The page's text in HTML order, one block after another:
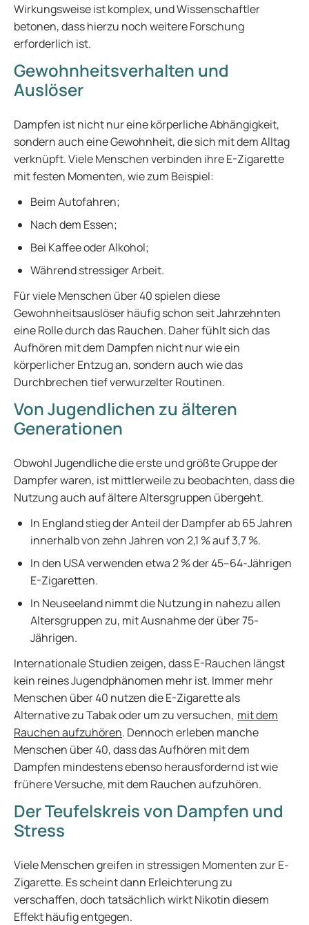
Wirkungsweise ist komplex, und Wissenschaftler
betonen, dass hierzu noch weitere Forschung
erforderlich ist.
Gewohnheitsverhalten und
Auslöser
Dampfen ist nicht nur eine körperliche Abhängigkeit,
sondern auch eine Gewohnheit, die sich mit dem Alltag
verknüpft. Viele Menschen verbinden ihre E-Zigarette
mit festen Momenten, wie zum Beispiel:
Beim Autofahren;
Nach dem Essen;
Bei Kaffee oder Alkohol;
Während stressiger Arbeit.
Für viele Menschen über 40 spielen diese
Gewohnheitsauslöser häufig schon seit Jahrzehnten
eine Rolle durch das Rauchen. Daher fühlt sich das
Aufhören mit dem Dampfen nicht nur wie ein
körperlicher Entzug an, sondern auch wie das
Durchbrechen tief verwurzelter Routinen.
Von Jugendlichen zu älteren
Generationen
Obwohl Jugendliche die erste und größte Gruppe der
Dampfer waren, ist mittlerweile zu beobachten, dass die
Nutzung auch auf ältere Altersgruppen übergeht.
In England stieg der Anteil der Dampfer ab 65 Jahren
innerhalb von zehn Jahren von 2,1 % auf 3,7 %.
In den USA verwenden etwa 2 % der 45–64-Jährigen
E-Zigaretten.
In Neuseeland nimmt die Nutzung in nahezu allen
Altersgruppen zu, mit Ausnahme der über 75-
Jährigen.
Internationale Studien zeigen, dass E-Rauchen längst
kein reines Jugendphänomen mehr ist. Immer mehr
Menschen über 40 nutzen die E-Zigarette als
Alternative zu Tabak oder um zu versuchen, mit dem
Rauchen aufzuhören. Dennoch erleben manche
Menschen über 40, dass das Aufhören mit dem
Dampfen mindestens ebenso herausfordernd ist wie
frühere Versuche, mit dem Rauchen aufzuhören.
Der Teufelskreis von Dampfen und
Stress
Viele Menschen greifen in stressigen Momenten zur E-
Zigarette. Es scheint dann Erleichterung zu
verschaffen, doch tatsächlich wirkt Nikotin diesem
Effekt häufig entgegen.